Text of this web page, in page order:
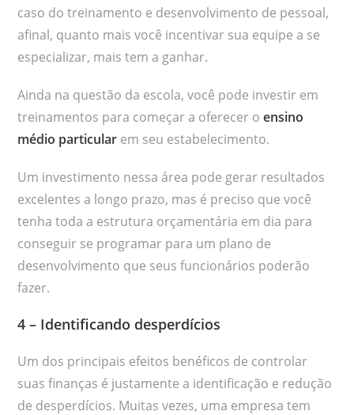
caso do treinamento e desenvolvimento de pessoal,
afinal, quanto mais você incentivar sua equipe a se
especializar, mais tem a ganhar.
Ainda na questão da escola, você pode investir em
treinamentos para começar a oferecer oensino
médio particular em seu estabelecimento.
Um investimento nessa área pode gerar resultados
excelentes a longo prazo, mas é preciso que você
tenha toda a estrutura orçamentária em dia para
conseguir se programar para um plano de
desenvolvimento que seus funcionários poderão
fazer.
4 – Identificando desperdícios
Um dos principais efeitos benéficos de controlar
suas finanças é justamente a identificação e redução
de desperdícios. Muitas vezes, uma empresa tem